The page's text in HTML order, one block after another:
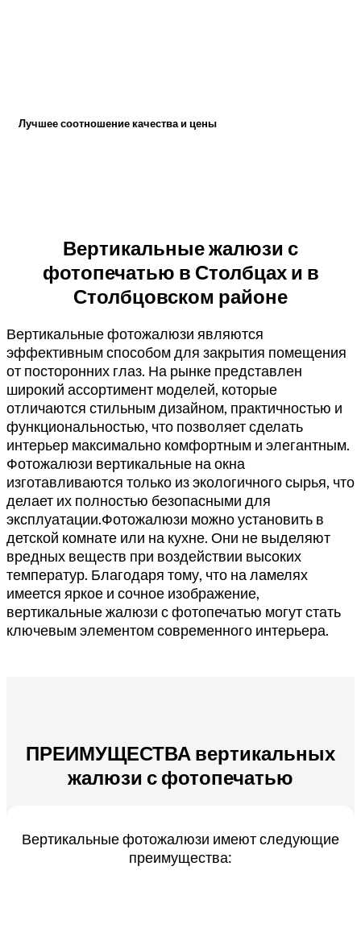
Лучшее соотношение качества и цены
Вертикальные жалюзи с
фотопечатью в Столбцах и в
Столбцовском районе
Вертикальные фотожалюзи являются
эффективным способом для закрытия помещения
от посторонних глаз. На рынке представлен
широкий ассортимент моделей, которые
отличаются стильным дизайном, практичностью и
функциональностью, что позволяет сделать
интерьер максимально комфортным и элегантным.
Фотожалюзи вертикальные на окна
изготавливаются только из экологичного сырья, что
делает их полностью безопасными для
эксплуатации.Фотожалюзи можно установить в
детской комнате или на кухне. Они не выделяют
вредных веществ при воздействии высоких
температур. Благодаря тому, что на ламелях
имеется яркое и сочное изображение,
вертикальные жалюзи с фотопечатью могут стать
ключевым элементом современного интерьера.
ПРЕИМУЩЕСТВА вертикальных
жалюзи с фотопечатью
Вертикальные фотожалюзи имеют следующие
преимущества: